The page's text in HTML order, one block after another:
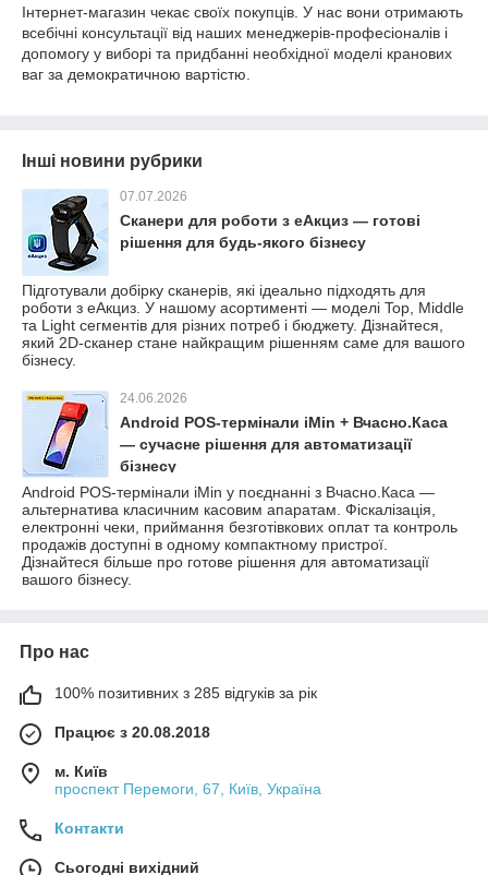
Інтернет-магазин чекає своїх покупців. У нас вони отримають
всебічні консультації від наших менеджерів-професіоналів і
допомогу у виборі та придбанні необхідної моделі кранових
ваг за демократичною вартістю.
Інші новини рубрики
07.07.2026
Сканери для роботи з еАкциз — готові
рішення для будь-якого бізнесу
Підготували добірку сканерів, які ідеально підходять для
роботи з еАкциз. У нашому асортименті — моделі Top, Middle
та Light сегментів для різних потреб і бюджету. Дізнайтеся,
який 2D-сканер стане найкращим рішенням саме для вашого
бізнесу.
24.06.2026
Android POS-термінали iMin + Вчасно.Каса
— сучасне рішення для автоматизації
бізнесу
Android POS-термінали iMin у поєднанні з Вчасно.Каса —
альтернатива класичним касовим апаратам. Фіскалізація,
електронні чеки, приймання безготівкових оплат та контроль
продажів доступні в одному компактному пристрої.
Дізнайтеся більше про готове рішення для автоматизації
вашого бізнесу.
Про нас
100% позитивних з 285 відгуків за рік
Працює з 20.08.2018
м. Київ
проспект Перемоги, 67, Київ, Україна
Контакти
Сьогодні вихідний